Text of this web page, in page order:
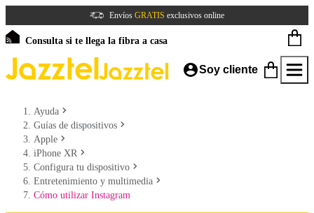
Envíos GRATIS exclusivos online
Consulta si te llega la fibra a casa
Soy cliente
Ayuda
Guías de dispositivos
Apple
iPhone XR
Configura tu dispositivo
Entretenimiento y multimedia
Cómo utilizar Instagram